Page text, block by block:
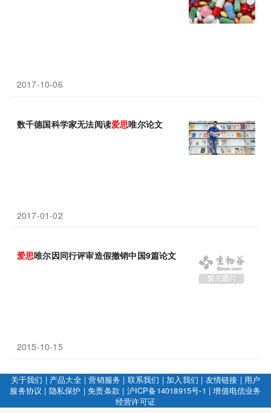
2017-10-06
数千德国科学家无法阅读爱思唯尔论文
2017-01-02
爱思唯尔因同行评审造假撤销中国9篇论文
2015-10-15
关于我们 | 产品大全|营销服务 | 联系我们 | 加入我们 | 友情链接 | 用户
服务协议 | 隐私保护 |免责条款 | 沪ICP备14018915号-1 |增值电信业务
经营许可证